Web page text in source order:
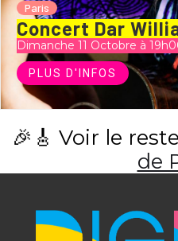
Paris
Concert Dar
Dimanche 11 Octobre à
PLUS D'INFOS
🎉🎸 Voir le
de